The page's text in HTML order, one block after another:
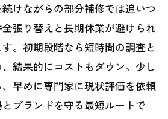
けながらの部分補修では追いつ
張り替えと長期休業が避けられ
。初期段階なら短時間の調査と
結果的にコストもダウン。少し
早めに専門家に現状評価を依頼
ブランドを守る最短ルートで